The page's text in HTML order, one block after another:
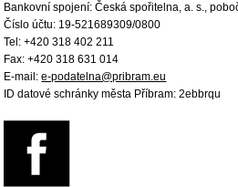
Bankovní spojení: Česká spořitelna, a. s.,
Číslo účtu: 19-521689309/0800
Tel: +420 318 402 211
Fax: +420 318 631 014
E-mail:e-podatelna@pribram.eu
ID datové schránky města Příbram: 2ebbrqu